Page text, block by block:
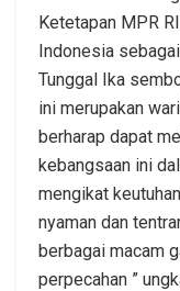
Ketetapan MPR
Indonesia
Tunggal Ika
ini merupakan
berharap dapat
kebangsaan ini
mengikat
nyaman dan
berbagai macam
perpecahan ”